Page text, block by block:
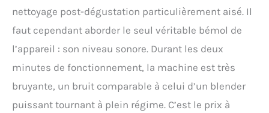
nettoyage post-dégustation particulièrement aisé. Il
faut cependant aborder le seul véritable bémol de
l’appareil : son niveau sonore. Durant les deux
minutes de fonctionnement, la machine est très
bruyante, un bruit comparable à celui d’un blender
puissant tournant à plein régime. C’est le prix à